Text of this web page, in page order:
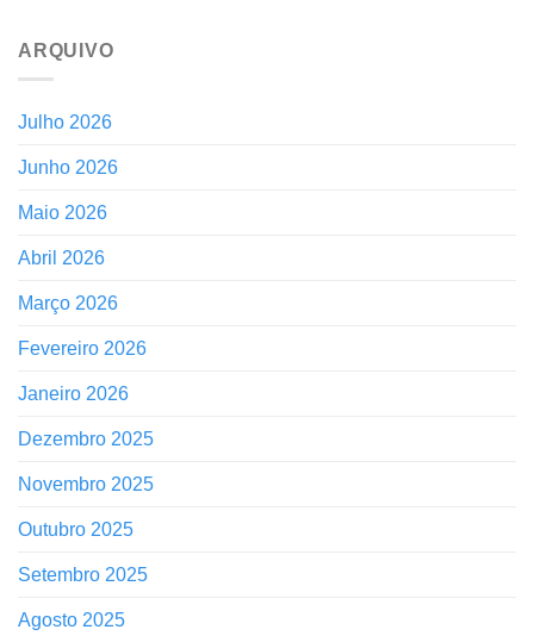
ARQUIVO
Julho 2026
Junho 2026
Maio 2026
Abril 2026
Março 2026
Fevereiro 2026
Janeiro 2026
Dezembro 2025
Novembro 2025
Outubro 2025
Setembro 2025
Agosto 2025